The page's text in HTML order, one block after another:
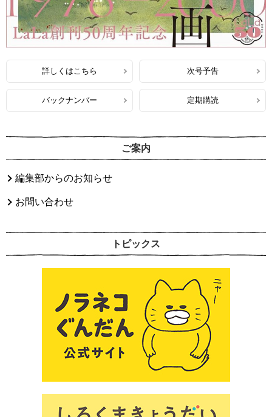
詳しくはこちら 次号予告
バックナンバー 定期購読
ご案内
編集部からのお知らせ
お問い合わせ
トピックス